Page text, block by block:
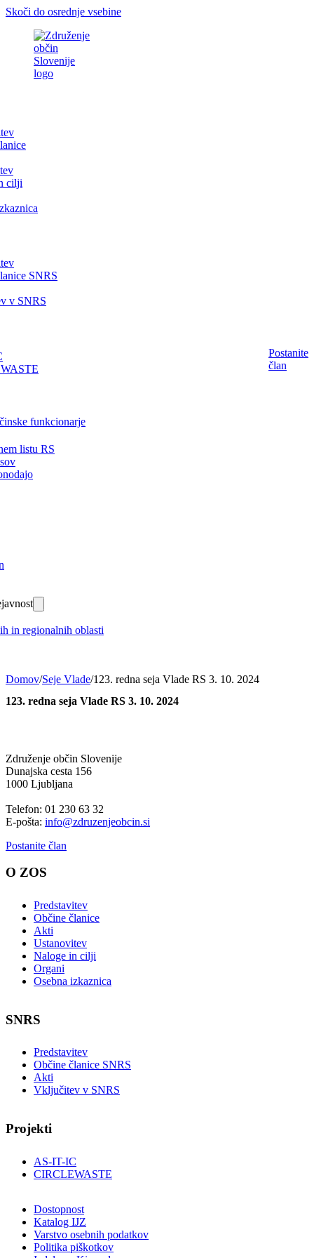
Skoči do osrednje vsebine
cilji
SNRS
v SNRS
funkcionarje
listu RS
in regionalnih oblasti
Postanite
član
Domov/Seje Vlade/123. redna seja Vlade RS 3. 10. 2024
123. redna seja Vlade RS 3. 10. 2024
Združenje občin Slovenije
Dunajska cesta 156
1000 Ljubljana
Telefon: 01 230 63 32
E-pošta: info@zdruzenjeobcin.si
Postanite član
O ZOS
Predstavitev
Občine članice
Akti
Ustanovitev
Naloge in cilji
Organi
Osebna izkaznica
SNRS
Predstavitev
Občine članice SNRS
Akti
Vključitev v SNRS
Projekti
AS-IT-IC
CIRCLEWASTE
Dostopnost
Katalog IJZ
Varstvo osebnih podatkov
Politika piškotkov